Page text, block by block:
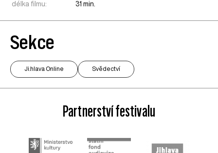
délka filmu:
31 min.
Sekce
Ji.hlava Online Svědectví
Partnerství festivalu